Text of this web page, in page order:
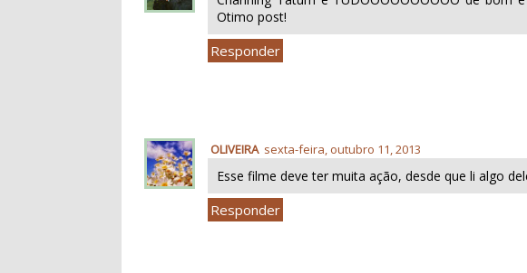
Otimo post!
Responder
OLIVEIRA sexta-feira, outubro 11, 2013
Esse filme deve ter muita ação, desde que li algo
Responder